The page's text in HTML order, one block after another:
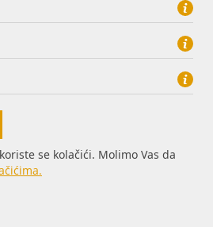
na plinskoj mreži - Višnjevac
na plinskoj mreži - Virovitica
na plinskoj mreži - Virovitica
na plinskoj mreži - Pakrac
- Planirani radovi na plinskoj
se kolačići. Molimo Vas da